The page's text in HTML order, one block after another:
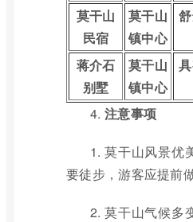
莫干山
民宿
莫干山
镇中心
蒋介石
别墅
莫干山
镇中心
4. 注意事项
1. 莫干山风景优
要徒步，游客应提前
2. 莫干山气候多